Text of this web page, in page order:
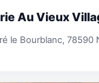
Au Vieux
le Bourblanc, 78590